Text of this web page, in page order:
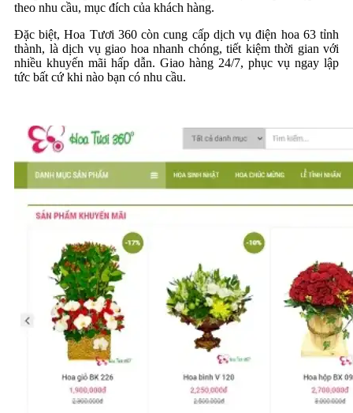
theo nhu cầu, mục đích của khách hàng.
Đặc biệt, Hoa Tươi 360 còn cung cấp dịch vụ điện hoa 63 tỉnh
thành, là dịch vụ giao hoa nhanh chóng, tiết kiệm thời gian với
nhiều khuyến mãi hấp dẫn. Giao hàng 24/7, phục vụ ngay lập
tức bất cứ khi nào bạn có nhu cầu.